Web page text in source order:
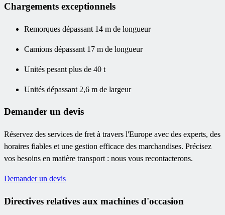
Chargements exceptionnels
Remorques dépassant 14 m de longueur
Camions dépassant 17 m de longueur
Unités pesant plus de 40 t
Unités dépassant 2,6 m de largeur
Demander un devis
Réservez des services de fret à travers l'Europe avec des experts, des
horaires fiables et une gestion efficace des marchandises. Précisez
vos besoins en matière transport : nous vous recontacterons.
Demander un devis
Directives relatives aux machines d'occasion